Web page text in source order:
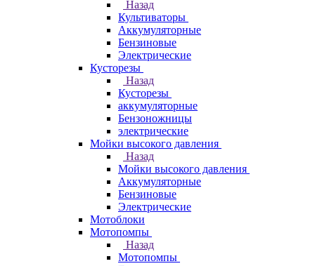
Назад
Культиваторы
Аккумуляторные
Бензиновые
Электрические
Кусторезы
Назад
Кусторезы
аккумуляторные
Бензоножницы
электрические
Мойки высокого давления
Назад
Мойки высокого давления
Аккумуляторные
Бензиновые
Электрические
Мотоблоки
Мотопомпы
Назад
Мотопомпы